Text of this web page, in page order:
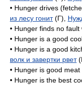
• Hunger drives
из лесу гонит(Г),
• Hunger finds no fault
• Hunger is a good
• Hunger is a good
волк и завертки рвет
• Hunger is good meat
• Hunger is the best